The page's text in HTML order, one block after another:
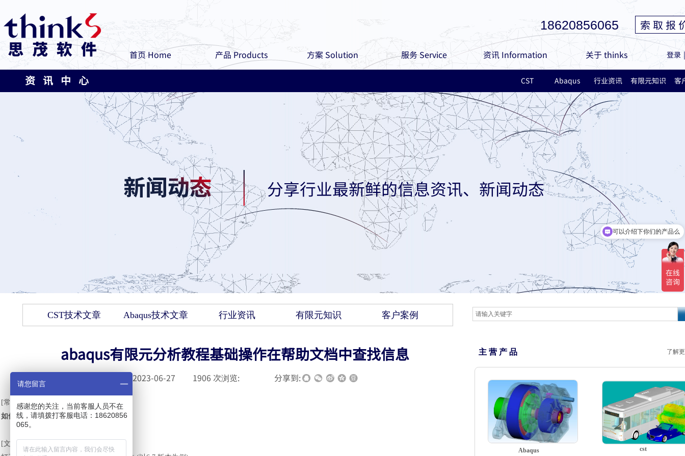
18620856065
登录 |
索 取 报
首页 Home 产品 Products 方案 Solution 服务 Service 资讯 Information 关于 thinks
分享行业最新鲜的信息资讯、新闻动态
资 讯 中 心 CST Abaqus 行业资讯 有限元知识 客
CST技术文章 Abaqus技术文章 行业资讯 有限元知识 客户案例
abaqus有限元分析教程基础操作在帮助文档中查找信息
发布时间 :2023-06-27 1906 次浏览: 分享到:
[常见问题1-8]
如何打开 ABAQUS 帮助
[文档
主 营 产 品 了解
cst
Abaqus
可以介绍下你们的产品么
请您留言
感谢您的关注，当前客服人员不在
线，请填拨打客服电话：18620856
065。